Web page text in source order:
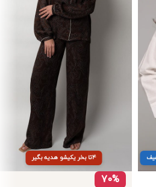
۴تا بخر یکیشو هدیه بگیر
70%